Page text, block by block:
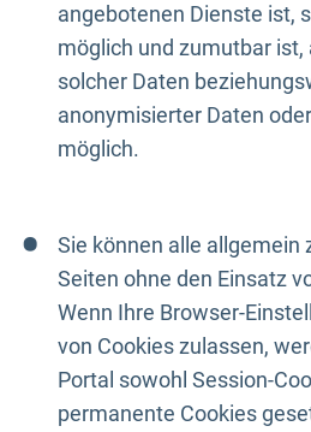
angebotenen Dienste ist,
möglich und zumutbar ist,
solcher Daten
anonymisierter Daten
möglich.
Sie können alle allgemein
Seiten ohne den Einsatz
Wenn Ihre Browser-
von Cookies zulassen,
Portal sowohl Session-
permanente Cookies